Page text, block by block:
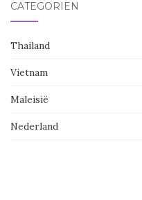
CATEGORIËN
Thailand
Vietnam
Maleisië
Nederland